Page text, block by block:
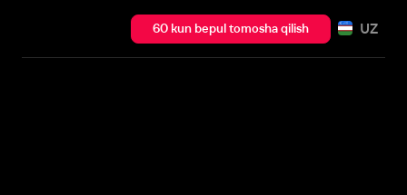
60 kun bepul tomosha qilish UZ